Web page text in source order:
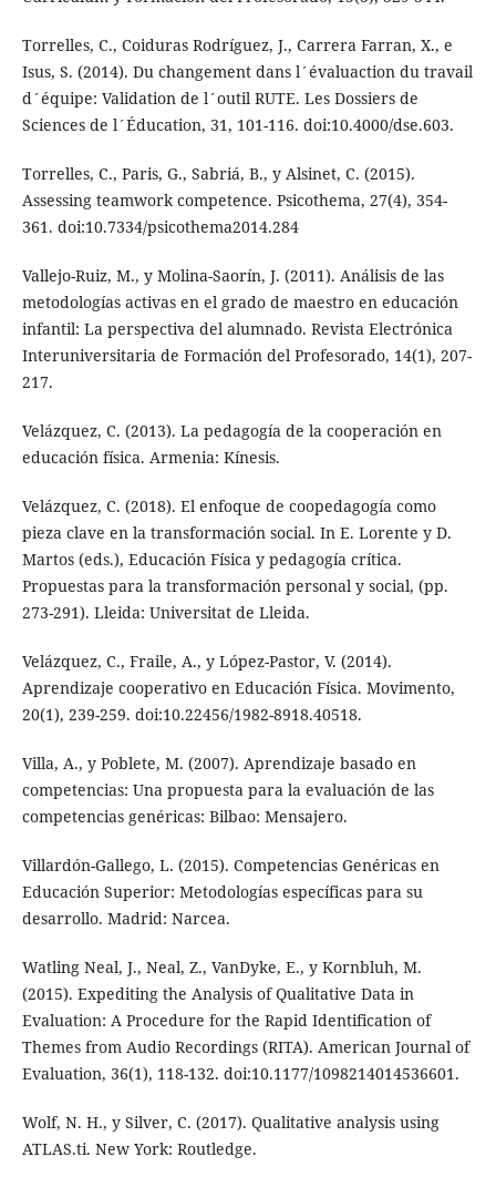
Torrelles, C., Coiduras Rodríguez, J., Carrera Farran, X., e
Isus, S. (2014). Du changement dans l´évaluaction du travail
d´équipe: Validation de l´outil RUTE. Les Dossiers de
Sciences de l´Éducation, 31, 101-116. doi:10.4000/dse.603.
Torrelles, C., Paris, G., Sabriá, B., y Alsinet, C. (2015).
Assessing teamwork competence. Psicothema, 27(4), 354-
361. doi:10.7334/psicothema2014.284
Vallejo-Ruiz, M., y Molina-Saorín, J. (2011). Análisis de las
metodologías activas en el grado de maestro en educación
infantil: La perspectiva del alumnado. Revista Electrónica
Interuniversitaria de Formación del Profesorado, 14(1), 207-
217.
Velázquez, C. (2013). La pedagogía de la cooperación en
educación física. Armenia: Kínesis.
Velázquez, C. (2018). El enfoque de coopedagogía como
pieza clave en la transformación social. In E. Lorente y D.
Martos (eds.), Educación Física y pedagogía crítica.
Propuestas para la transformación personal y social, (pp.
273-291). Lleida: Universitat de Lleida.
Velázquez, C., Fraile, A., y López-Pastor, V. (2014).
Aprendizaje cooperativo en Educación Física. Movimento,
20(1), 239-259. doi:10.22456/1982-8918.40518.
Villa, A., y Poblete, M. (2007). Aprendizaje basado en
competencias: Una propuesta para la evaluación de las
competencias genéricas: Bilbao: Mensajero.
Villardón-Gallego, L. (2015). Competencias Genéricas en
Educación Superior: Metodologías específicas para su
desarrollo. Madrid: Narcea.
Watling Neal, J., Neal, Z., VanDyke, E., y Kornbluh, M.
(2015). Expediting the Analysis of Qualitative Data in
Evaluation: A Procedure for the Rapid Identification of
Themes from Audio Recordings (RITA). American Journal of
Evaluation, 36(1), 118-132. doi:10.1177/1098214014536601.
Wolf, N. H., y Silver, C. (2017). Qualitative analysis using
ATLAS.ti. New York: Routledge.